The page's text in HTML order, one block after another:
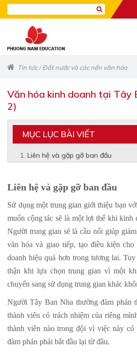
Tin tức/Đất nước và các nền văn hóa
Văn hóa kinh doanh tại Tây
2)
MỤC LỤC BÀI VIẾT
Liên hệ và gặp gỡ ban đầu
Liên hệ và gặp gỡ ban đầu
Sử dụng một trung gian giới thiệu bạn
muốn cộng tác sẽ là một lợi thế khi kinh
Người trung gian sẽ là cầu nối giúp
văn hóa và giao tiếp, tạo điều kiện cho
doanh hiệu quả hơn trong tương lai.
thận khi lựa chọn trung gian vì một
chuyển sang sử dụng trung gian khác
Người Tây Ban Nha thường đàm phán
thành viên có trách nhiệm của riêng
thành viên nào trong đội vì việc này có
đàm phán phải bắt đầu lại từ đầu.